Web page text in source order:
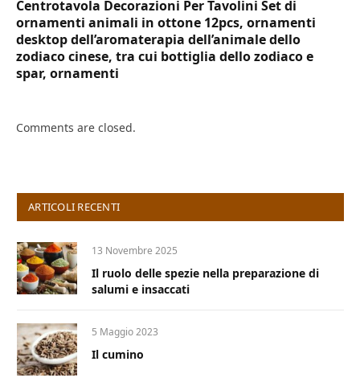
Centrotavola Decorazioni Per Tavolini Set di
ornamenti animali in ottone 12pcs, ornamenti
desktop dell’aromaterapia dell’animale dello
zodiaco cinese, tra cui bottiglia dello zodiaco e
spar, ornamenti
Comments are closed.
ARTICOLI RECENTI
13 Novembre 2025
Il ruolo delle spezie nella preparazione di
salumi e insaccati
5 Maggio 2023
Il cumino